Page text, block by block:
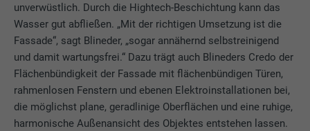
unverwüstlich. Durch die Hightech-Beschichtung kann das
Wasser gut abfließen. „Mit der richtigen Umsetzung ist die
Fassade“, sagt Blineder, „sogar annähernd selbstreinigend
und damit wartungsfrei.“ Dazu trägt auch Blineders Credo der
Flächenbündigkeit der Fassade mit flächenbündigen Türen,
rahmenlosen Fenstern und ebenen Elektroinstallationen bei,
die möglichst plane, geradlinige Oberflächen und eine ruhige,
harmonische Außenansicht des Objektes entstehen lassen.
Zweck
cookie. Deve essere salvato per riconoscere
i gruppi di coockie che sono stati accettati
dall’utente.
Laufzeit 1 Tag
Zweck
Wird von Google Analytics verwendet, um
die Anforderungsrate einzuschränken.
Name _gid
Laufzeit 6 Monate
Zweck
Dieses Cookie enthält eine eindeutige ID,
über die Ihre bevorzugten Einstellungen
und andere Informationen gespeichert
werden, insbesondere Ihre bevorzugte
angezeigt werden sollen (z. B. 10 oder 20)
und ob der Google SafeSearch-Filter